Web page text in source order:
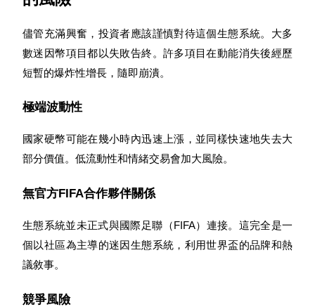
儘管充滿興奮，投資者應該謹慎對待這個生態系統。大多
數迷因幣項目都以失敗告終。許多項目在動能消失後經歷
短暫的爆炸性增長，隨即崩潰。
極端波動性
國家硬幣可能在幾小時內迅速上漲，並同樣快速地失去大
部分價值。低流動性和情緒交易會加大風險。
無官方FIFA合作夥伴關係
生態系統並未正式與國際足聯（FIFA）連接。這完全是一
個以社區為主導的迷因生態系統，利用世界盃的品牌和熱
議敘事。
競爭風險